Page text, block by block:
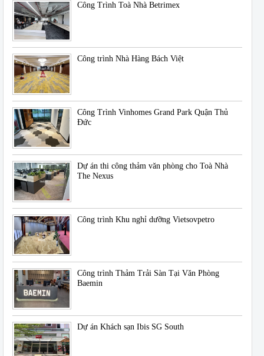
Công Trình Toà Nhà Betrimex
Công trình Nhà Hàng Bách Việt
Công Trình Vinhomes Grand Park Quận Thủ
Đức
Dự án thi công thảm văn phòng cho Toà Nhà
The Nexus
Công trình Khu nghỉ dưỡng Vietsovpetro
Công trình Thảm Trải Sàn Tại Văn Phòng
Baemin
Dự án Khách sạn Ibis SG South